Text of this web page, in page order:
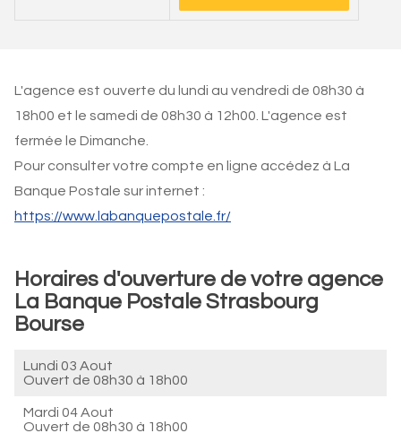
L'agence est ouverte du lundi au vendredi de 08h30 à
18h00 et le samedi de 08h30 à 12h00. L'agence est
fermée le Dimanche.
Pour consulter votre compte en ligne accédez à La
Banque Postale sur internet :
https://www.labanquepostale.fr/
Horaires d'ouverture de votre agence
La Banque Postale Strasbourg
Bourse
Lundi 03 Aout
Ouvert de 08h30 à 18h00
Mardi 04 Aout
Ouvert de 08h30 à 18h00